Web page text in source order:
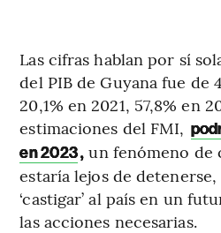
Las cifras hablan por sí
del PIB de Guyana fue de
20,1% en 2021, 57,8% en
estimaciones del FMI,
en 2023, un fenómeno de
estaría lejos de
‘castigar’ al país en un
las acciones necesarias.